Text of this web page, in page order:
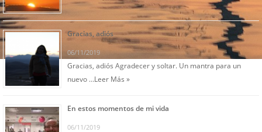
Gracias, adiós
06/11/2019
Gracias, adiós Agradecer y soltar. Un mantra para un
nuevo …Leer Más »
En estos momentos de mi vida
06/11/2019